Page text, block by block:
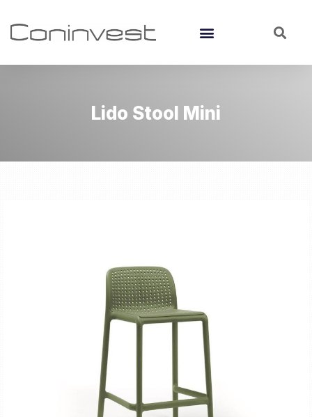
Lido Stool Mini